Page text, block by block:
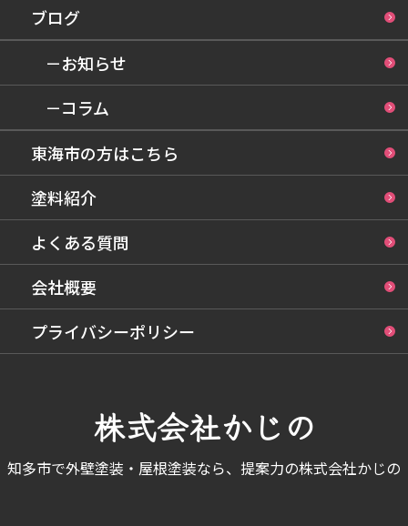
ブログ
－お知らせ
－コラム
東海市の方はこちら
塗料紹介
よくある質問
会社概要
プライバシーポリシー
株式会社かじの
知多市で外壁塗装・屋根塗装なら、提案力の株式会社かじの